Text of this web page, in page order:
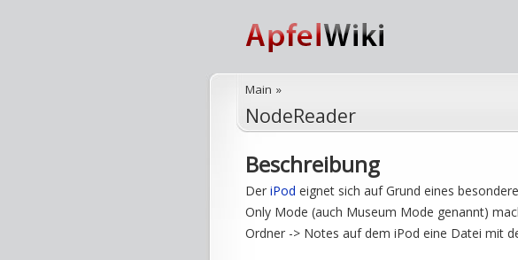
Main »
NodeReader
Beschreibung
Der iPod eignet sich auf Grund eines
Only Mode (auch Museum Mode genannt)
Ordner -> Notes auf dem iPod eine Datei mit